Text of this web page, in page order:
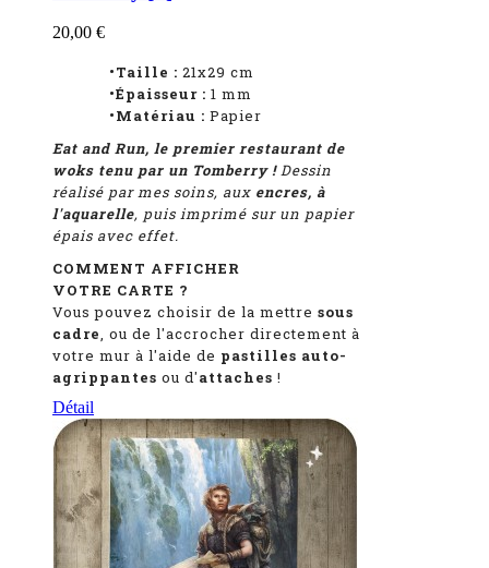
20,00 €
•Taille : 21x29 cm
•Épaisseur : 1 mm
•Matériau : Papier
Eat and Run, le premier restaurant de
woks tenu par un Tomberry !Dessin
réalisé par mes soins, aux encres, à
l'aquarelle, puis imprimé sur un papier
épais avec effet.
COMMENT AFFICHER
VOTRE CARTE ?
Vous pouvez choisir de la mettre sous
cadre, ou de l'accrocher directement à
votre mur à l'aide de pastilles auto-
agrippantes ou d'attaches !
Détail